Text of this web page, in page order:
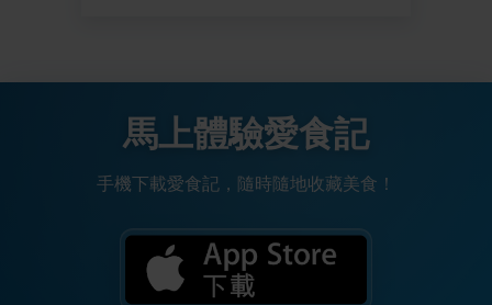
馬上體驗愛食記
手機下載愛食記，隨時隨地收藏美食！